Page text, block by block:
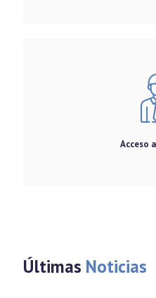
Acceso
Últimas Noticias